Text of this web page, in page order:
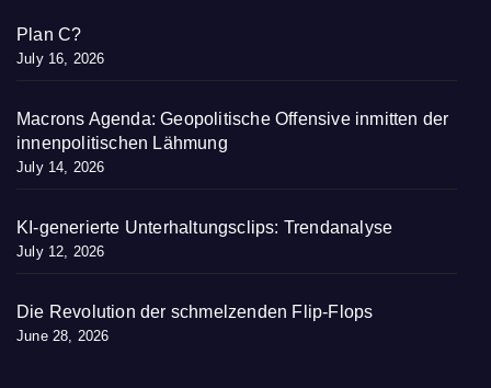
Plan C?
July 16, 2026
Macrons Agenda: Geopolitische Offensive inmitten der
innenpolitischen Lähmung
July 14, 2026
KI-generierte Unterhaltungsclips: Trendanalyse
July 12, 2026
Die Revolution der schmelzenden Flip-Flops
June 28, 2026